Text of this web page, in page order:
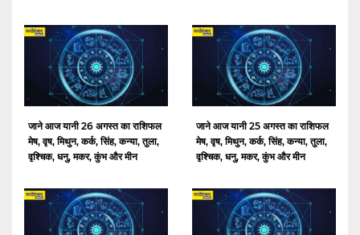
जाने आज यानी 26 अगस्त का राशिफल
मेष, वृष, मिथुन, कर्क, सिंह, कन्या, तुला,
वृश्चिक, धनु, मकर, कुंभ और मीन
जाने आज यानी 25 अगस्त का राशिफल
मेष, वृष, मिथुन, कर्क, सिंह, कन्या, तुला,
वृश्चिक, धनु, मकर, कुंभ और मीन